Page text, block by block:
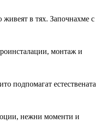
в тях. Започнахме с
монтаж и
подпомагат естествената
нежни моменти и